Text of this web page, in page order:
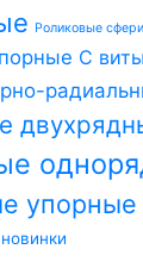
Роликовые
С
упорные
новинки